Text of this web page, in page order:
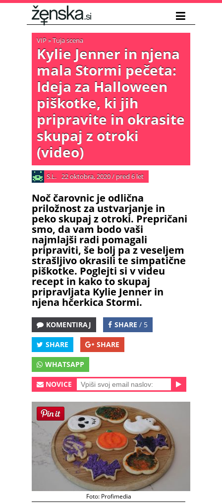
VIP»Tuja scena
Kylie Jenner in njena
mala Stormi pečeta:
Ideja za Halloween
piškotke, ki jih
pripravite in okrasite
skupaj z otroki
(video)
S.L. 22 oktobra, 2020/ pred 6 let
Noč čarovnic je odlična
priložnost za ustvarjanje in
peko skupaj z otroki. Prepričani
smo, da vam bodo vaši
najmlajši radi pomagali
pripraviti, še bolj pa z veseljem
strašljivo okrasili te simpatične
piškotke. Poglejti si v videu
recept in kako to skupaj
pripravljata Kylie Jenner in
njena hčerkica Stormi.
KOMENTIRAJ SHARE / 5
SHARE SHARE
WHATSAPP
NOVICE
Foto: Profimedia